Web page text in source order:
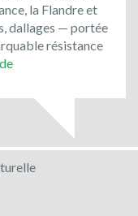
la Flandre et
dallages — portée
résistance
Optez
un
matériau
et
local